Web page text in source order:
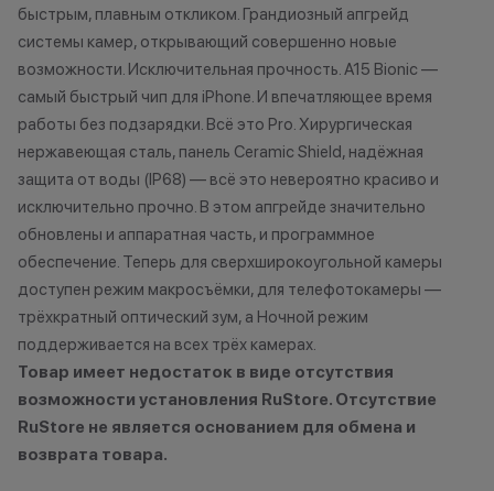
Как можно использовать
баллы
Бонусными баллами можно
оплатить:
до 10% от чека — на
оригинальную продукцию Dyson и
Xiaomi.
до 5% от чека — на оригинальную
продукцию Apple;
до 2% от чека — на новые iPhone;
Статусы программы
лояльности
характер.
•Организатор
право отказать
договора
усмотрение
быстрым, плавным откликом. Грандиозный апгрейд
системы камер, открывающий совершенно новые
возможности. Исключительная прочность. A15 Bionic —
самый быстрый чип для iPhone. И впечатляющее время
работы без подзарядки. Всё это Pro. Хирургическая
нержавеющая сталь, панель Ceramic Shield, надёжная
защита от воды (IP68) — всё это невероятно красиво и
исключительно прочно. В этом апгрейде значительно
обновлены и аппаратная часть, и программное
обеспечение. Теперь для сверхширокоугольной камеры
доступен режим макросъёмки, для телефотокамеры —
трёхкратный оптический зум, а Ночной режим
поддерживается на всех трёх камерах.
Товар имеет недостаток в виде отсутствия
возможности установления RuStore. Отсутствие
RuStore не является основанием для обмена и
возврата товара.